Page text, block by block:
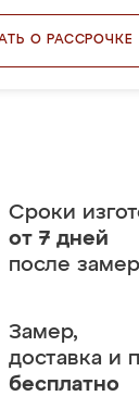
О РАССРОЧКЕ
Сроки
от 7 дней
после
Замер,
доставка и
бесплатно